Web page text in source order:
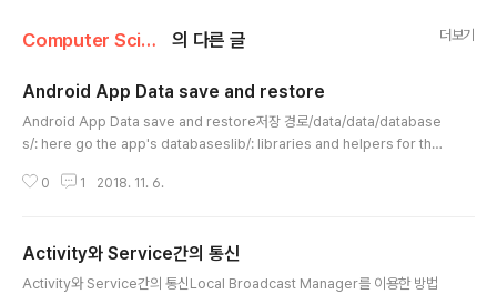
Computer Science/Android Application 의 다른 글 더보기
Android App Data save and restore
Android App Data save and restore저장 경로/data/data/database
s/: here go the app's databaseslib/: libraries and helpers for the
ngscache/: well, caches저장 위치까지 모두 출력adb shell pm list pac
and nonsystem apk adb backup -apk -..
0 1 2018. 11. 6.
Activity와 Service간의 통신
Activity와 Service간의 통신Local Broadcast Manager를 이용한 방법